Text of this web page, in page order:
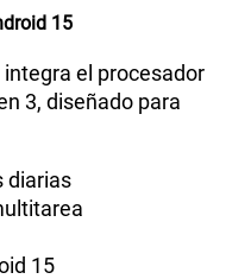
15
integra el procesador
3, diseñado para
diarias
15